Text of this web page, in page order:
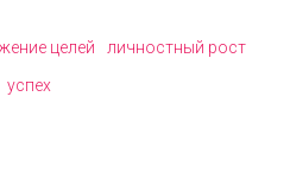
целей
личностный рост
успех